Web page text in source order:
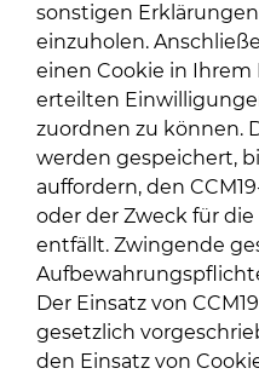
sonstigen
einzuholen.
einen Cookie in Ihrem
erteilten
zuordnen zu können.
werden gespeichert,
auffordern, den
oder der Zweck für
entfällt. Zwingende
Der Einsatz von
gesetzlich
den Einsatz von